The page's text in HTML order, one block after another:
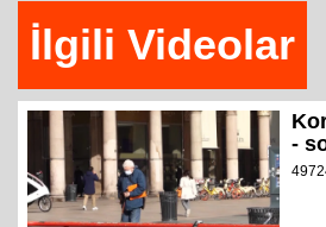
İlgili Videolar
-